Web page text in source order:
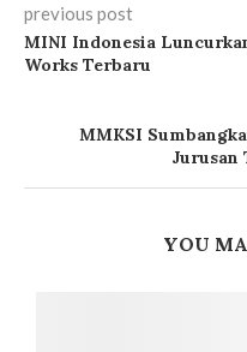
previous post
MINI Indonesia
Works Terbaru
MMKSI
Jurusan
YOU